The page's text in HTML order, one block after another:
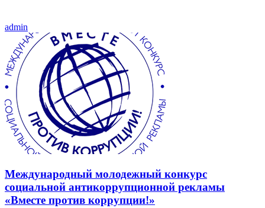
admin
Международный молодежный конкурс
социальной антикоррупционной рекламы
«Вместе против коррупции!»